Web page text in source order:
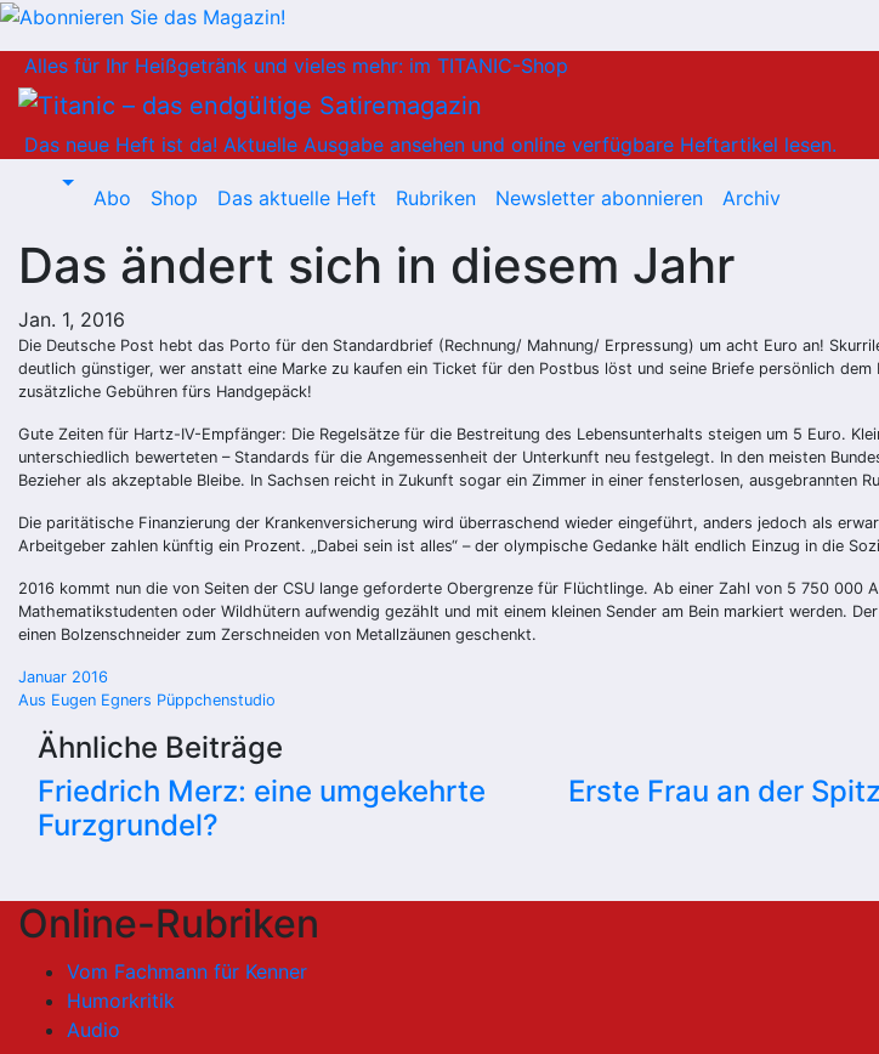
Inhalt
springen
Alles für Ihr Heißgetränk und vieles mehr: im TITANIC-Shop
Das neue Heft ist da! Aktuelle Ausgabe ansehen und online verfügbare Heftartikel lesen.
Abo Shop Das aktuelle Heft Rubriken Newsletter abonnieren Archiv
Das ändert sich in diesem Jahr
Jan. 1, 2016
Die Deutsche Post hebt das Porto für den Standardbrief (Rechnung/ Mahnung/ Erpressung) um acht Euro an!
deutlich günstiger, wer anstatt eine Marke zu kaufen ein Ticket für den Postbus löst und seine Briefe persönlich
zusätzliche Gebühren fürs Handgepäck!
Gute Zeiten für Hartz-IV-Empfänger: Die Regelsätze für die Bestreitung des Lebensunterhalts steigen um 5 Euro.
unterschiedlich bewerteten – Standards für die Angemessenheit der Unterkunft neu festgelegt. In den meisten
Bezieher als akzeptable Bleibe. In Sachsen reicht in Zukunft sogar ein Zimmer in einer fensterlosen, ausgebrannten
Die paritätische Finanzierung der Krankenversicherung wird überraschend wieder eingeführt, anders jedoch als
Arbeitgeber zahlen künftig ein Prozent. „Dabei sein ist alles“ – der olympische Gedanke hält endlich Einzug in die
2016 kommt nun die von Seiten der CSU lange geforderte Obergrenze für Flüchtlinge. Ab einer Zahl von 5 750
Mathematikstudenten oder Wildhütern aufwendig gezählt und mit einem kleinen Sender am Bein markiert werden.
einen Bolzenschneider zum Zerschneiden von Metallzäunen geschenkt.
Beitragsnavigation
Januar 2016
Aus Eugen Egners Püppchenstudio
Ähnliche Beiträge
Friedrich Merz: eine umgekehrte
Furzgrundel?
Erste Frau an der
Online-Rubriken
Vom Fachmann für Kenner
Humorkritik
Audio